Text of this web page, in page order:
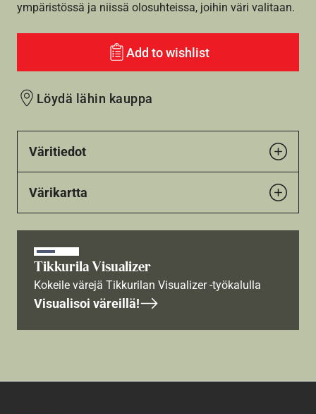
ympäristössä ja niissä olosuhteissa, joihin väri valitaan.
Add to wishlist
Löydä lähin kauppa
Väritiedot
Värikartta
Tikkurila Visualizer
Kokeile värejä Tikkurilan Visualizer -työkalulla
Visualisoi väreillä!